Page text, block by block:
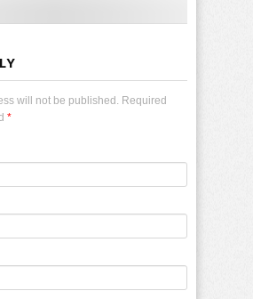
will not be published. Required
*